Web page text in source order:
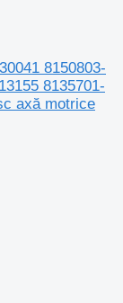
8150803-
8135701-
axă motrice